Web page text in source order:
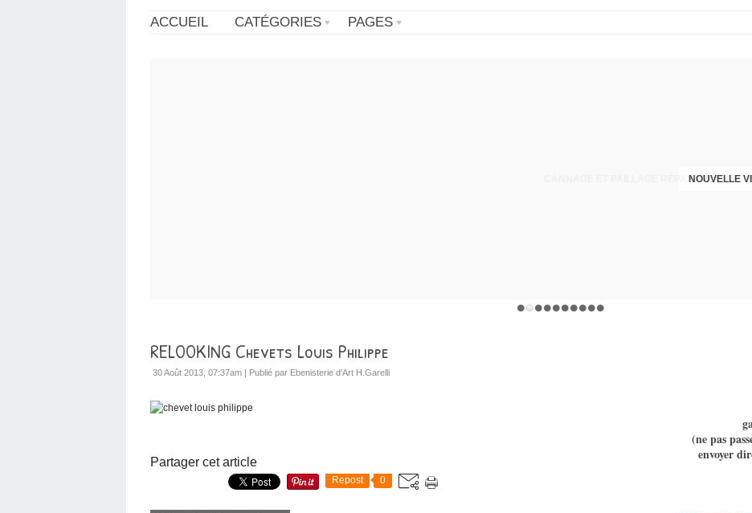
ACCUEIL CATÉGORIES PAGES
NOUVELLE
CANNAGE ET PAILLAGE RÉPARATION
RELOOKING Chevets Louis Philippe
30 Août 2013, 07:37am | Publié par Ebenisterie d'Art H.Garelli
Partager cet article
Repost 0
(ne pas
envoyer